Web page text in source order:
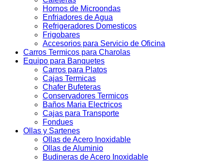
Hornos de Microondas
Enfriadores de Agua
Refrigeradores Domesticos
Frigobares
Accesorios para Servicio de Oficina
Carros Termicos para Charolas
Equipo para Banquetes
Carros para Platos
Cajas Termicas
Chafer Bufeteras
Conservadores Termicos
Baños Maria Electricos
Cajas para Transporte
Fondues
Ollas y Sartenes
Ollas de Acero Inoxidable
Ollas de Aluminio
Budineras de Acero Inoxidable